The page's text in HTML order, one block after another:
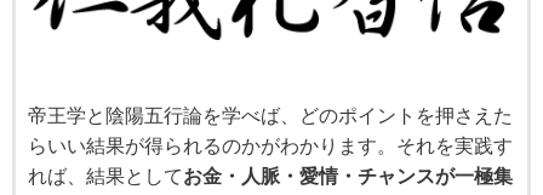
帝王学と陰陽五行論を学べば、どのポイントを押さえた
らいい結果が得られるのかがわかります。それを実践す
れば、結果としてお金・人脈・愛情・チャンスが一極集